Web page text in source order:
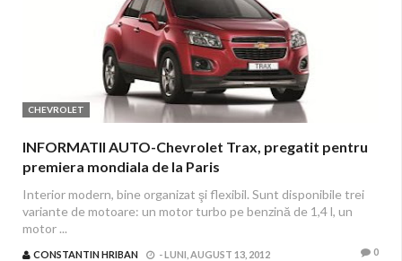
CHEVROLET
INFORMATII AUTO-Chevrolet Trax, pregatit pentru
premiera mondiala de la Paris
Interior modern, bine organizat şi flexibil. Sunt disponibile trei
variante de motoare: un motor turbo pe benzină de 1,4 l, un
motor ...
CONSTANTIN HRIBAN -LUNI, AUGUST 13, 2012 0